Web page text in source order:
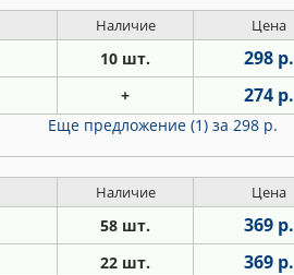
Наличие Цена
10 шт. 298 р.
+ 274 р.
Еще предложение (1) за 298 р.
Наличие Цена
58 шт. 369 р.
22 шт. 369 р.